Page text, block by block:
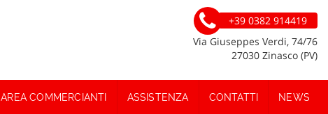
+39 0382 914419
Via Giuseppes Verdi, 74/76
27030 Zinasco (PV)
AREA COMMERCIANTI ASSISTENZA CONTATTI NEWS